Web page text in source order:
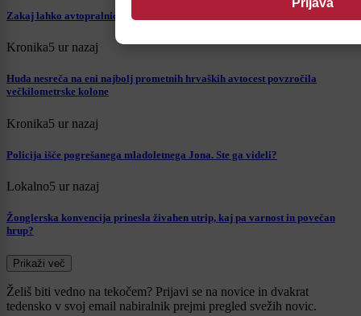
Zakaj lahko avtopralnice kljub suši še vedno obratujejo?
Kronika5 ur nazaj
Huda nesreča na eni najbolj prometnih hrvaških avtocest povzročila
večkilometrske kolone
Kronika5 ur nazaj
Policija išče pogrešanega mladoletnega Jona. Ste ga videli?
Lokalno5 ur nazaj
Žonglerska konvencija prinesla živahen utrip, kaj pa varnost in povečan
hrup?
Prikaži več
Želiš biti vedno na tekočem? Prijavi se na novice in dvakrat
tedensko v svoj email nabiralnik prejmi pregled svežih novic.